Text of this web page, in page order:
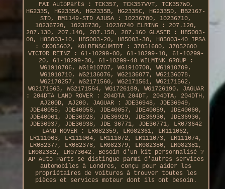
FAI AutoParts : TCK357, TCK357VVT, TCK357WO,
HG2335, HG2335A, HG2335B, HG2335C, HG2335D, BB2167-
STD, BM1149-STD AJUSA : 10236700, 10236710,
10236720, 10236730, 10236740 ELRING : 207.120,
207.130, 207.140, 207.150, 207.160 GLASER : H85003-
00, H85003-10, H85003-20, H85003-30, H85003-40 IPSA
: CK005602, KOLBENSCHMIDT : 37051600, 37052600
VICTOR REINZ : 61-10299-00, 61-10299-10, 61-10299-
20, 61-10299-30, 61-10299-40 WILMINK GROUP :
WG1910706, WG1910707, WG1910708, WG1910709,
WG1910710, WG2136076, WG2136077, WG2136078,
WG2170257, WG2171560, WG2171561, WG2171562,
WG2171563, WG2171564, WG1726189, WG1726190. JAGUAR
: 204DTA LAND ROVER : 204DTA 204DT, 204DTA, 204DTH,
AJ200D, AJ200. JAGUAR : JDE36948, JDE36949,
JDE40055, JDE40056, JDE40057, JDE40059, JDE40060,
JDE40061, JDE36928, JDE36929, JDE36930, JDE36936,
JDE36937, JDE36938, JDE 36771, JDE36771, LR073642
LAND ROVER : LR082359, LR082361, LR111062,
LR111063, LR111064, LR111072, LR111073, LR111074,
LR082377, LR082378, LR082379, LR082380, LR082381,
LR082382, LR073642. Besoin d'un kit personnalisé ?
AP Auto Parts se distingue parmi d'autres services
automobiles à Londres, conçu pour aider les
propriétaires de voitures à trouver toutes les
pièces et services moteur dont ils ont besoin.